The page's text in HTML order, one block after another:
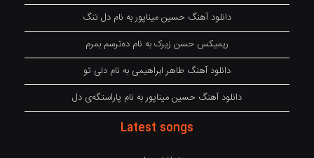
دانلود آهنگ حسین میناپور به نام دل تنگ
ریمیکس حسن زیرک به نام دەترسم بمرم
دانلود آهنگ طاهر ابراهیمی به نام دلی تو
دانلود آهنگ حسین میناپور به نام پاراستگەی دل
Latest songs